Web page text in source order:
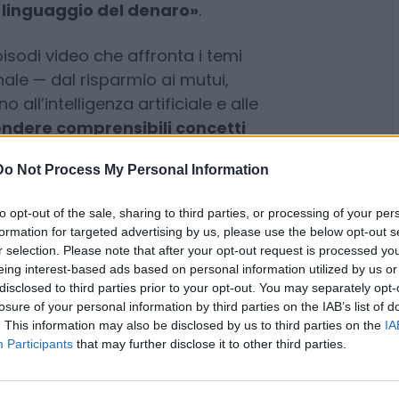
Not Process My Personal Information
opt-out of the sale, sharing to third parties, or processing of your
for targeted advertising by us, please use the below opt-out
selection. Please note that after your opt-out request is processed
interest-based ads based on personal information utilized by us
to third parties prior to your opt-out. You may separately
of your personal information by third parties on the IAB’s list of
This information may also be disclosed by us to third parties on the
Participants that may further disclose it to other third parties.
L’iniziativa, in programma
direttamente ai cittadini:
del denaro».
video che affronta i temi
— dal risparmio ai mutui,
all’intelligenza artificiale e alle
comprensibili concetti
per gestire il proprio
da una guida pratica
con spiegazioni sintetiche,
utili. Tre gli obiettivi:
cittadini, famiglie e giovani;
concetti chiave della finanza
di educazione economica